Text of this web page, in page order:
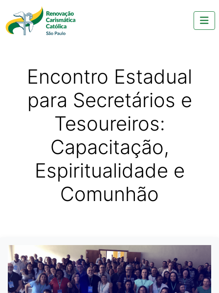
Encontro Estadual
para Secretários e
Tesoureiros:
Capacitação,
Espiritualidade e
Comunhão